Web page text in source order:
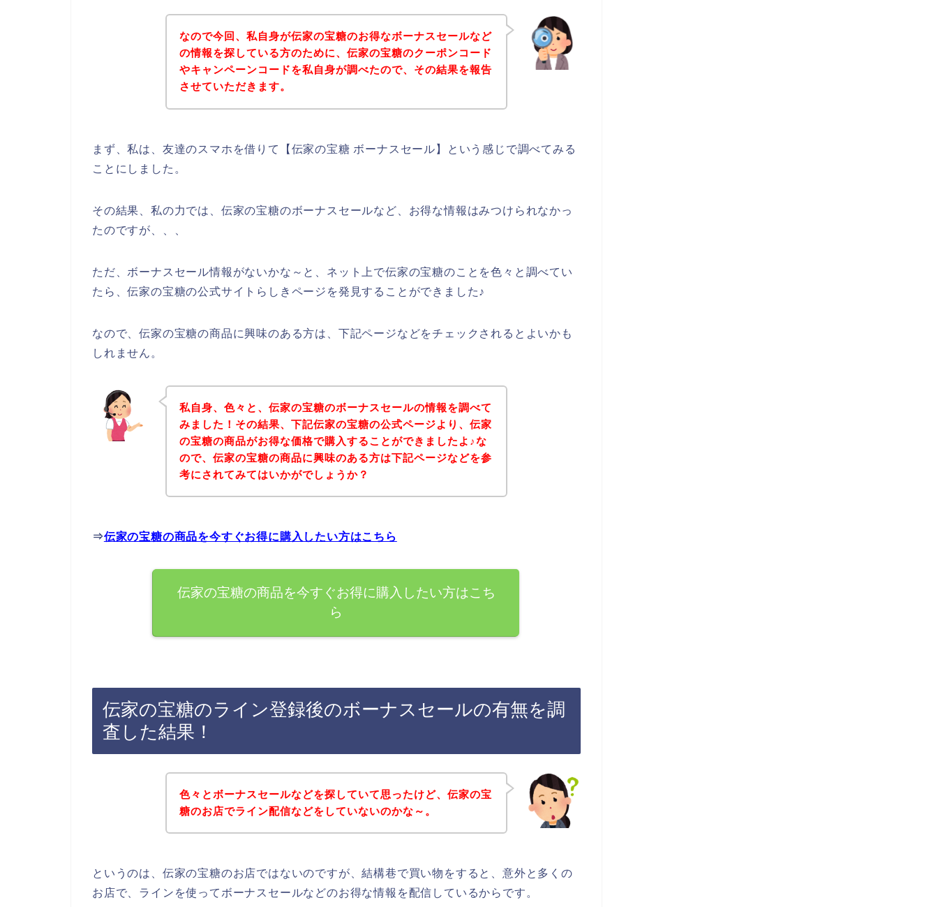
なので今回、私自身が伝家の宝糖のお得なボーナスセールなど
の情報を探している方のために、伝家の宝糖のクーポンコード
やキャンペーンコードを私自身が調べたので、その結果を報告
させていただきます。
まず、私は、友達のスマホを借りて【伝家の宝糖 ボーナスセール】という感じで調べてみる
ことにしました。
その結果、私の力では、伝家の宝糖のボーナスセールなど、お得な情報はみつけられなかっ
たのですが、、、
ただ、ボーナスセール情報がないかな～と、ネット上で伝家の宝糖のことを色々と調べてい
たら、伝家の宝糖の公式サイトらしきページを発見することができました♪
なので、伝家の宝糖の商品に興味のある方は、下記ページなどをチェックされるとよいかも
しれません。
私自身、色々と、伝家の宝糖のボーナスセールの情報を調べて
みました！その結果、下記伝家の宝糖の公式ページより、伝家
の宝糖の商品がお得な価格で購入することができましたよ♪な
ので、伝家の宝糖の商品に興味のある方は下記ページなどを参
考にされてみてはいかがでしょうか？
⇒伝家の宝糖の商品を今すぐお得に購入したい方はこちら
伝家の宝糖の商品を今すぐお得に購入したい方はこち
ら
伝家の宝糖のライン登録後のボーナスセールの有無を調
査した結果！
色々とボーナスセールなどを探していて思ったけど、伝家の宝
糖のお店でライン配信などをしていないのかな～。
というのは、伝家の宝糖のお店ではないのですが、結構巷で買い物をすると、意外と多くの
お店で、ラインを使ってボーナスセールなどのお得な情報を配信しているからです。